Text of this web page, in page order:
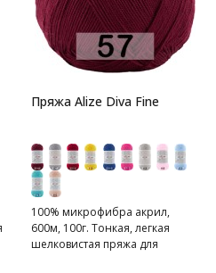
Пряжа Alize Diva Fine
100% микрофибра акрил,
600м, 100г. Тонкая, легкая
шелковистая пряжа для